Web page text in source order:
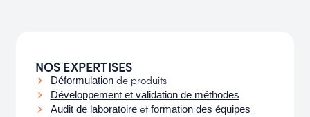
NOS EXPERTISES
Déformulationde produits
Développement et validation de méthodes
Audit de laboratoire etformation des équipes